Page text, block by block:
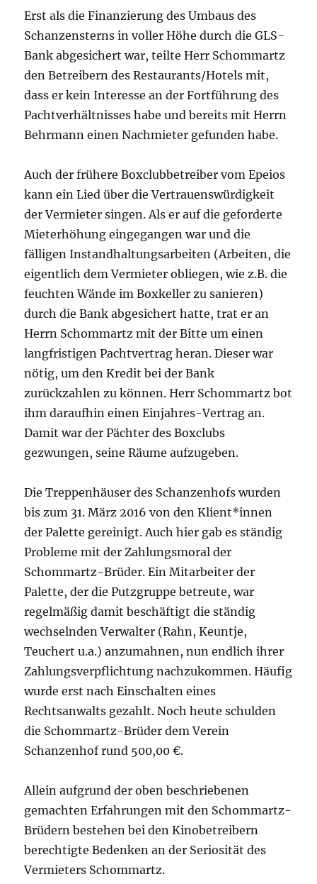
Erst als die Finanzierung des Umbaus des
Schanzensterns in voller Höhe durch die GLS-
Bank abgesichert war, teilte Herr Schommartz
den Betreibern des Restaurants/Hotels mit,
dass er kein Interesse an der Fortführung des
Pachtverhältnisses habe und bereits mit Herrn
Behrmann einen Nachmieter gefunden habe.
Auch der frühere Boxclubbetreiber vom Epeios
kann ein Lied über die Vertrauenswürdigkeit
der Vermieter singen. Als er auf die geforderte
Mieterhöhung eingegangen war und die
fälligen Instandhaltungsarbeiten (Arbeiten, die
eigentlich dem Vermieter obliegen, wie z.B. die
feuchten Wände im Boxkeller zu sanieren)
durch die Bank abgesichert hatte, trat er an
Herrn Schommartz mit der Bitte um einen
langfristigen Pachtvertrag heran. Dieser war
nötig, um den Kredit bei der Bank
zurückzahlen zu können. Herr Schommartz bot
ihm daraufhin einen Einjahres-Vertrag an.
Damit war der Pächter des Boxclubs
gezwungen, seine Räume aufzugeben.
Die Treppenhäuser des Schanzenhofs wurden
bis zum 31. März 2016 von den Klient*innen
der Palette gereinigt. Auch hier gab es ständig
Probleme mit der Zahlungsmoral der
Schommartz-Brüder. Ein Mitarbeiter der
Palette, der die Putzgruppe betreute, war
regelmäßig damit beschäftigt die ständig
wechselnden Verwalter (Rahn, Keuntje,
Teuchert u.a.) anzumahnen, nun endlich ihrer
Zahlungsverpflichtung nachzukommen. Häufig
wurde erst nach Einschalten eines
Rechtsanwalts gezahlt. Noch heute schulden
die Schommartz-Brüder dem Verein
Schanzenhof rund 500,00 €.
Allein aufgrund der oben beschriebenen
gemachten Erfahrungen mit den Schommartz-
Brüdern bestehen bei den Kinobetreibern
berechtigte Bedenken an der Seriosität des
Vermieters Schommartz.